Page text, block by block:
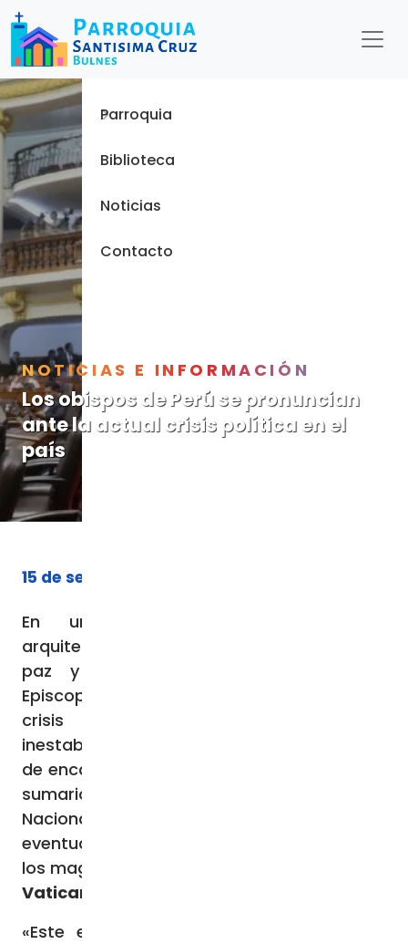
NOTICIAS E INFORMACIÓN
Los obispos de Perú se pronuncian
ante la actual crisis política en el
país
15 de septiembre de 2023
En un mensaje titulado “Seamos
arquitectos de una democracia sólida, con
paz y justicia social», la Conferencia
Episcopal Peruana señala que Perú vive una
crisis que está generando mayor
inestabilidad por la decisión del Congreso
de encargar una investigación “de carácter
sumario” a los miembros de la Junta
Nacional de Justicia (JNJ) y que
eventualmente llevaría a la destitución de
los magistrados.
Vatican News
«Este enfrentamiento entre dos órganos
Menu
Inicio
Parroquia
Biblioteca
Noticias
Contacto